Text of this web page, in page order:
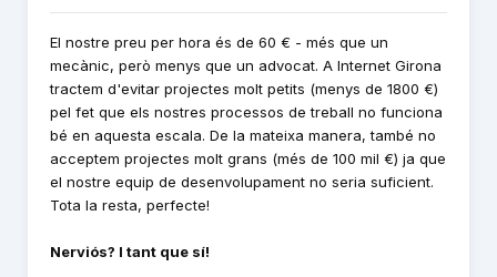
El nostre preu per hora és de 60 € - més que un
mecànic, però menys que un advocat. A Internet Girona
tractem d'evitar projectes molt petits (menys de 1800 €)
pel fet que els nostres processos de treball no funciona
bé en aquesta escala. De la mateixa manera, també no
acceptem projectes molt grans (més de 100 mil €) ja que
el nostre equip de desenvolupament no seria suficient.
Tota la resta, perfecte!
Nerviós? I tant que sí!